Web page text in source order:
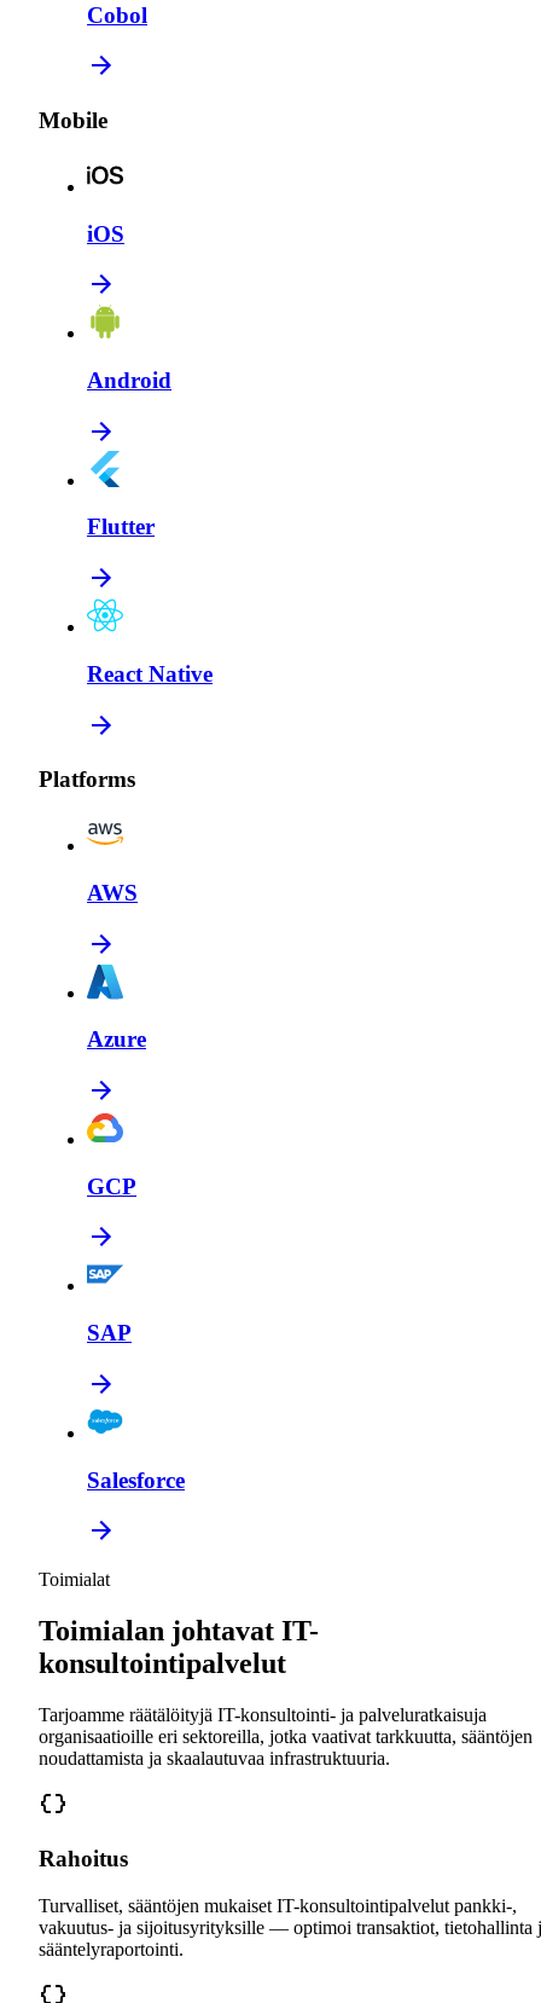
Cobol
Mobile
iOS
Android
Flutter
React Native
Platforms
AWS
Azure
GCP
SAP
Salesforce
Toimialat
Toimialan johtavat IT-
konsultointipalvelut
Tarjoamme räätälöityjä IT-konsultointi- ja palveluratkaisuja
organisaatioille eri sektoreilla, jotka vaativat tarkkuutta, sääntöjen
noudattamista ja skaalautuvaa infrastruktuuria.
Rahoitus
Turvalliset, sääntöjen mukaiset IT-konsultointipalvelut pankki-,
vakuutus- ja sijoitusyrityksille — optimoi transaktiot, tietohallinta
sääntelyraportointi.